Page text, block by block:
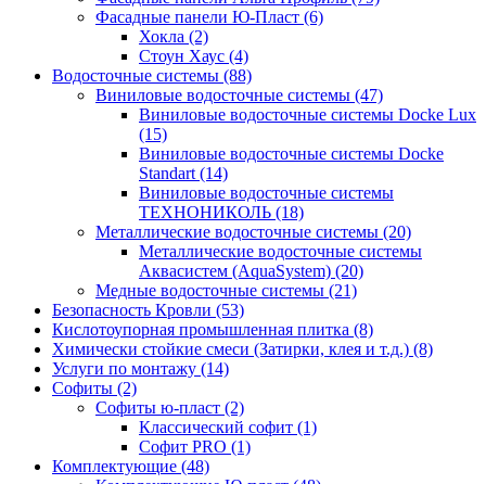
Фасадные панели Ю-Пласт (6)
Хокла (2)
Стоун Хаус (4)
Водосточные системы (88)
Виниловые водосточные системы (47)
Виниловые водосточные системы Docke Lux
(15)
Виниловые водосточные системы Docke
Standart (14)
Виниловые водосточные системы
ТЕХНОНИКОЛЬ (18)
Металлические водосточные системы (20)
Металлические водосточные системы
Аквасистем (AquaSystem) (20)
Медные водосточные системы (21)
Безопасность Кровли (53)
Кислотоупорная промышленная плитка (8)
Химически стойкие смеси (Затирки, клея и т.д.) (8)
Услуги по монтажу (14)
Софиты (2)
Софиты ю-пласт (2)
Классический софит (1)
Софит PRO (1)
Комплектующие (48)